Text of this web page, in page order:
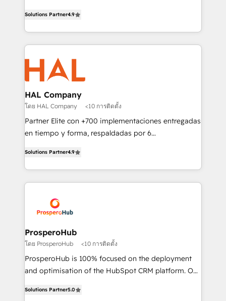
Website design Let’s turn your CRM into your growth
engine!
sales processes to generate growth. Our offer spans
from Strategy to Operations. We specialize in CRM
onboarding and implementation, web design, sales
& marketing automation, and digital marketing. With
extensive experience working with tech companies
and manufacturers since 2002, we are committed to
empowering our clients and developing their
autonomy. Get to grips with HubSpot through
guided implementation and seamless integration of
the CRM platform into your digital ecosystem. Would
marketing strategy? We'll provide support tailored
to your needs and sales objectives. With 125+
Accreditations. Based in Canada (coast to coast), our
services are offered in both English & French.
Solutions Partner4.9
HAL Company
โดย HAL Company <10 การติดตั้ง
Partner Elite con +700 implementaciones entregadas
en tiempo y forma, respaldadas por 6
Certified Trainers avalados por HubSpot Academy.
Acompañamos a las empresas en cada etapa de su
crecimiento integrando estrategia, tecnología y
reales. Nos caracterizamos por combinar excelencia
técnica con una mirada estratégica a largo plazo.
Solutions Partner4.9
ProsperoHub
โดย ProsperoHub <10 การติดตั้ง
ProsperoHub is 100% focused on the deployment
and optimisation of the HubSpot CRM platform. Our
ensure that you achieve maximum adoption and
Solutions Partner5.0